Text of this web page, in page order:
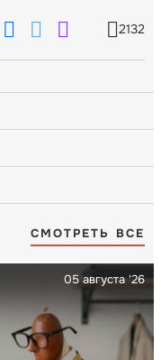
2132
СМОТРЕТЬ ВСЕ
05 августа '26